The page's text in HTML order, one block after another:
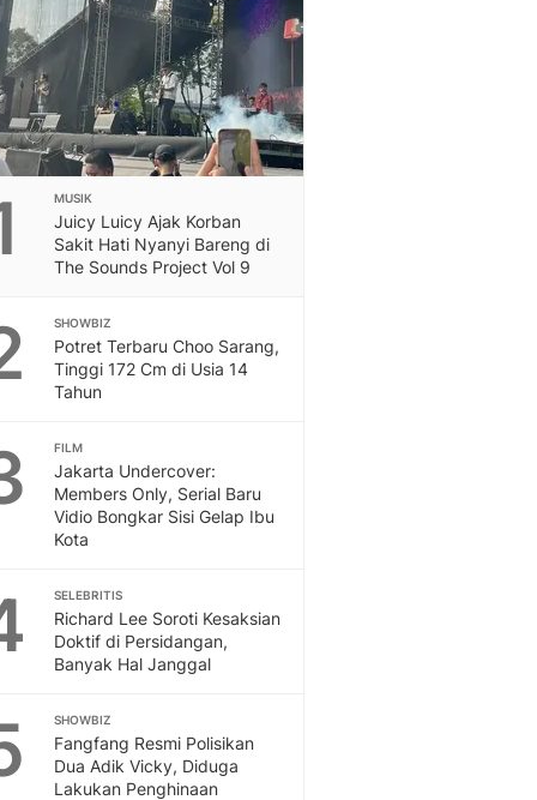
MUSIK
Juicy Luicy Ajak Korban
Sakit Hati Nyanyi Bareng di
The Sounds Project Vol 9
SHOWBIZ
Potret Terbaru Choo Sarang,
Tinggi 172 Cm di Usia 14
Tahun
FILM
Jakarta Undercover:
Members Only, Serial Baru
Vidio Bongkar Sisi Gelap Ibu
Kota
SELEBRITIS
Richard Lee Soroti Kesaksian
Doktif di Persidangan,
Banyak Hal Janggal
SHOWBIZ
Fangfang Resmi Polisikan
Dua Adik Vicky, Diduga
Lakukan Penghinaan